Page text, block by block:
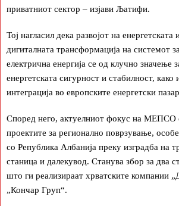
приватниот сектор – изјави Љатифи.
Тој нагласил дека развојот на
дигиталната трансформација на системот
електрична енергија се од клучно значење
енергетската сигурност и стабилност, како
интеграција во европските енергетски
Според него, актуелниот фокус на МЕПСО
проектите за регионално поврзување,
со Република Албанија преку изградба на
станица и далекувод. Станува збор за два
што ги реализираат хрватските компании
„Кончар Груп“.